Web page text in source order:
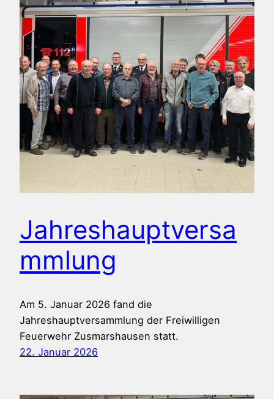
Jahreshauptversa
mmlung
Am 5. Januar 2026 fand die
Jahreshauptversammlung der Freiwilligen
Feuerwehr Zusmarshausen statt.
22. Januar 2026